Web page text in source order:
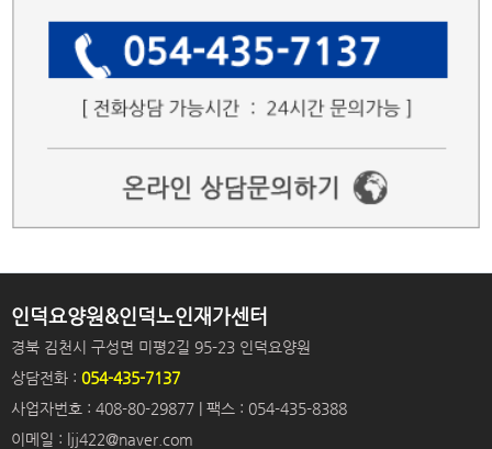
인덕요양원&인덕노인재가센터
경북 김천시 구성면 미평2길 95-23 인덕요양원
상담전화 : 054-435-7137
사업자번호 : 408-80-29877 | 팩스 : 054-435-8388
이메일 : ljj422@naver.com